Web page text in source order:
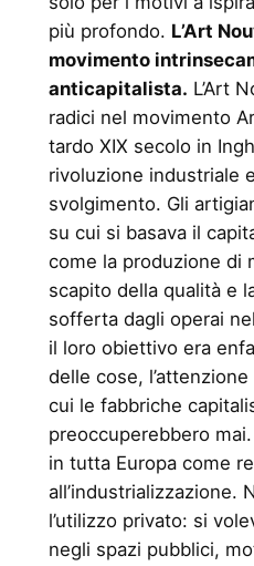
più profondo. L’Art
movimento
anticapitalista. L’Art
radici nel movimento
tardo XIX secolo in
rivoluzione industriale
svolgimento. Gli
su cui si basava il
come la produzione di
scapito della qualità e
sofferta dagli operai
il loro obiettivo era
delle cose,
cui le fabbriche
preoccuperebbero
in tutta Europa come
all’industrializzazione.
l’utilizzo privato: si
negli spazi pubblici,